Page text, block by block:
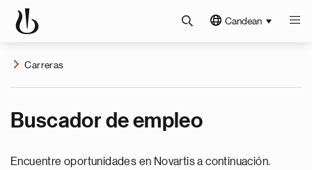
Candean
Carreras
Buscador de empleo
Encuentre oportunidades en Novartis a continuación.